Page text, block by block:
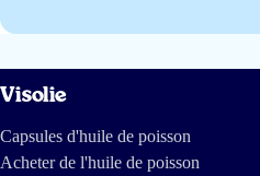
smaakt. Gelukkig geen enkel probleem!
Visolie
Capsules d'huile de poisson
Acheter de l'huile de poisson